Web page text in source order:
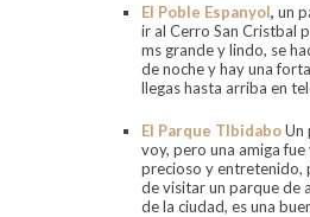
El Poble Espanyol, un
ir al Cerro San Cristbal
ms grande y lindo, se
de noche y hay una
llegas hasta arriba en
El Parque TIbidaboUn
voy, pero una amiga
precioso y entretenido,
de visitar un parque de
de la ciudad, es una